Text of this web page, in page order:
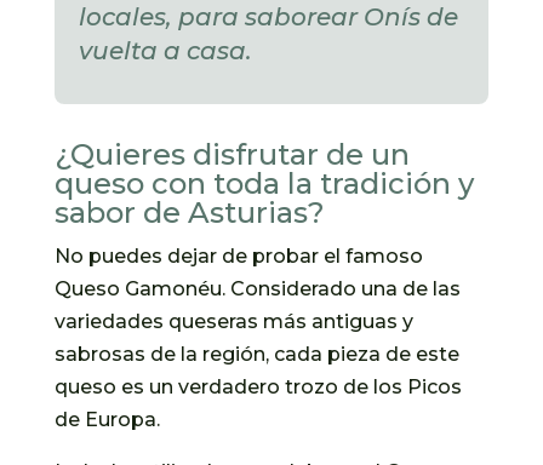
locales, para saborear Onís de
vuelta a casa.
¿Quieres disfrutar de un
queso con toda la tradición y
sabor de Asturias?
No puedes dejar de probar el famoso
Queso Gamonéu. Considerado una de las
variedades queseras más antiguas y
sabrosas de la región, cada pieza de este
queso es un verdadero trozo de los Picos
de Europa.